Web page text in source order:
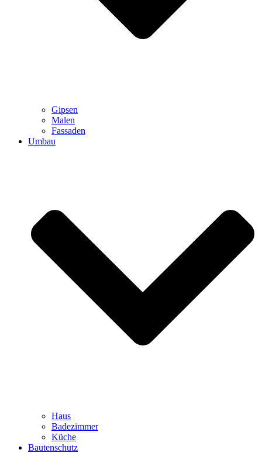
Gipsen
Malen
Fassaden
Umbau
Haus
Badezimmer
Küche
Bautenschutz